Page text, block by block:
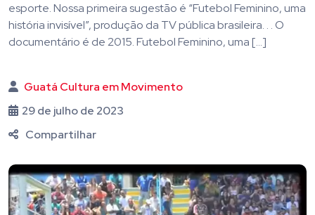
esporte. Nossa primeira sugestão é “Futebol Feminino, uma
história invisível”, produção da TV pública brasileira. . . O
documentário é de 2015. Futebol Feminino, uma […]
Guatá Cultura em Movimento
29 de julho de 2023
Compartilhar